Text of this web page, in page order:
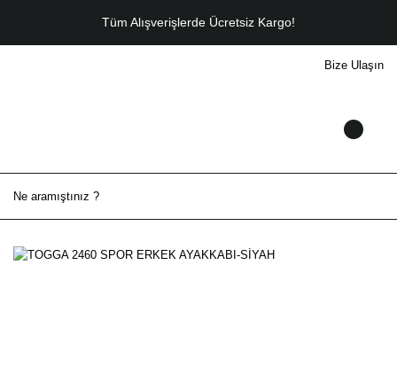
Tüm Alışverişlerde Ücretsiz Kargo!
Bize Ulaşın